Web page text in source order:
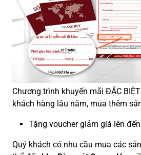
Chương trình khuyến mãi ĐẶC
khách hàng lâu năm, mua thêm
Tặng voucher giảm giá lên
Quý khách có nhu cầu mua các